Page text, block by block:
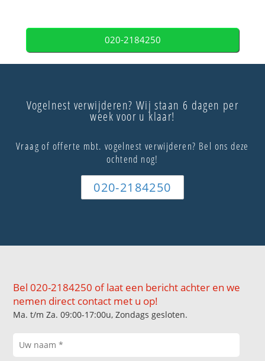
020-2184250
Vogelnest verwijderen? Wij staan 6 dagen per
week voor u klaar!
Vraag of offerte mbt. vogelnest verwijderen? Bel ons deze
ochtend nog!
020-2184250
Bel 020-2184250 of laat een bericht achter en we
nemen direct contact met u op!
Ma. t/m Za. 09:00-17:00u, Zondags gesloten.